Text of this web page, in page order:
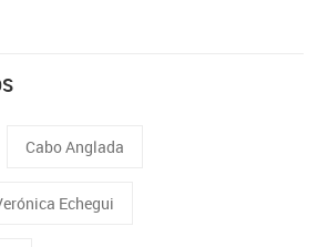
Cabo Anglada
Echegui